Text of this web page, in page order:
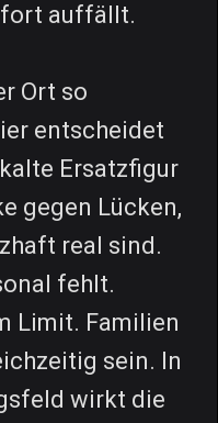
auffällt.
Ort so
entscheidet
Ersatzfigur
gegen Lücken,
real sind.
fehlt.
Limit. Familien
sein. In
wirkt die